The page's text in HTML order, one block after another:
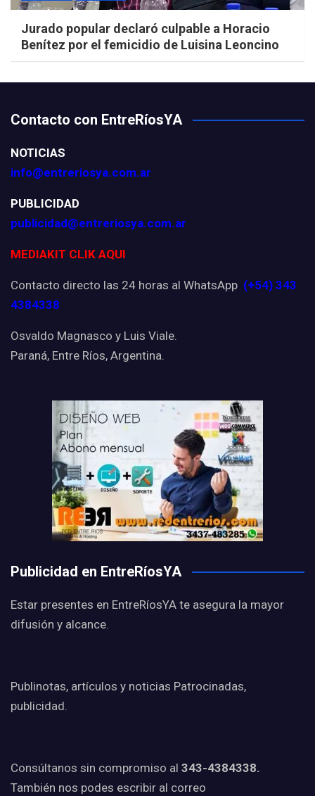
Jurado popular declaró culpable a Horacio
Benítez por el femicidio de Luisina Leoncino
Contacto con EntreRíosYA
NOTICIAS
info@entreriosya.com.ar
PUBLICIDAD
publicidad@entreriosya.com.ar
MEDIAKIT CLIK AQUI
Contacto directo las 24 horas al WhatsApp (+54) 343
4384338
Osvaldo Magnasco y Luis Viale.
Paraná, Entre Ríos, Argentina.
Publicidad en EntreRíosYA
Estar presentes en EntreRíosYA te asegura la mayor
difusión y alcance.
Publinotas, artículos y noticias Patrocinadas,
publicidad.
Consúltanos sin compromiso al 343-4384338.
También nos podes escribir al correo